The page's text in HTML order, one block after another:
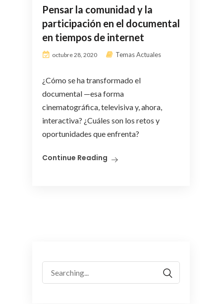
Pensar la comunidad y la
participación en el documental
en tiempos de internet
octubre 28, 2020 Temas Actuales
¿Cómo se ha transformado el
documental —esa forma
cinematográfica, televisiva y, ahora,
interactiva? ¿Cuáles son los retos y
oportunidades que enfrenta?
Continue Reading
for: